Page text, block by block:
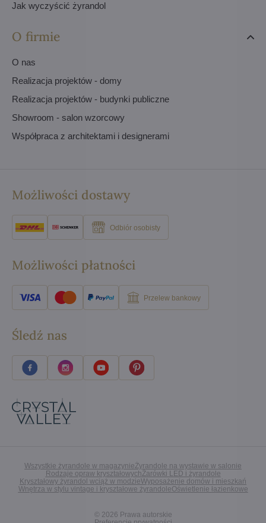
Jak wyczyścić żyrandol
O firmie
O nas
Realizacja projektów - domy
Realizacja projektów - budynki publiczne
Showroom - salon wzorcowy
Współpraca z architektami i designerami
Możliwości dostawy
Odbiór osobisty
Możliwości płatności
Przelew bankowy
Śledź nas
Wszystkie żyrandole w magazynieŻyrandole na wystawie w salonie
Rodzaje opraw kryształowychŻarówki LED i żyrandole
Kryształowy żyrandol wciąż w modzieWyposażenie domów i mieszkań
Wnętrza w stylu vintage i kryształowe żyrandoleOświetlenie łazienkowe
© 2026 Prawa autorskie